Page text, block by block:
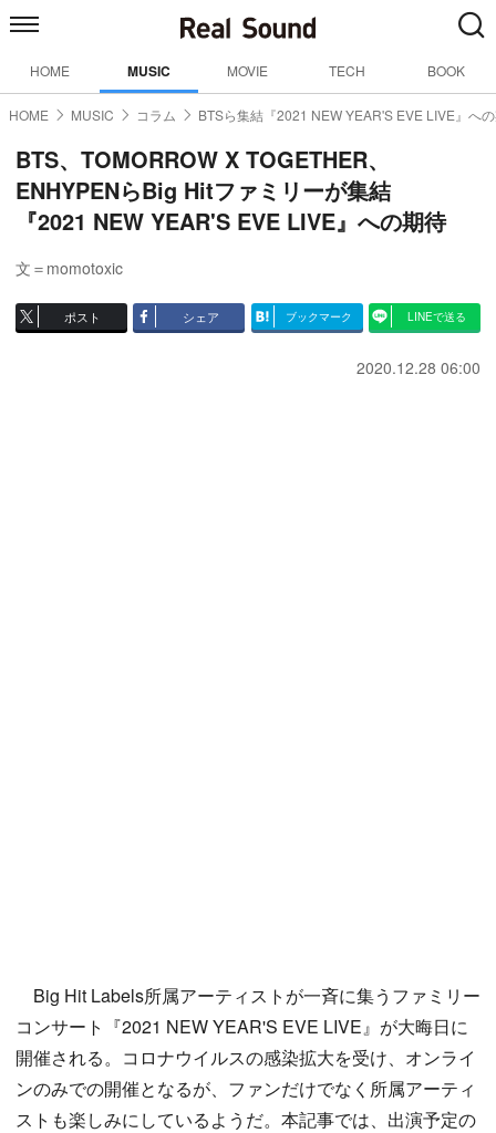
HOME MUSIC MOVIE TECH BOOK
HOME MUSIC コラム BTSら集結『2021 NEW YEAR'S EVE LIVE』へ
BTS、TOMORROW X TOGETHER、
ENHYPENらBig Hitファミリーが集結
『2021 NEW YEAR'S EVE LIVE』への期待
文＝momotoxic
ポスト シェア ブックマーク LINEで送る
2020.12.28 06:00
Big Hit Labels所属アーティストが一斉に集うファミリー
コンサート『2021 NEW YEAR'S EVE LIVE』が大晦日に
開催される。コロナウイルスの感染拡大を受け、オンライ
ンのみでの開催となるが、ファンだけでなく所属アーティ
ストも楽しみにしているようだ。本記事では、出演予定の